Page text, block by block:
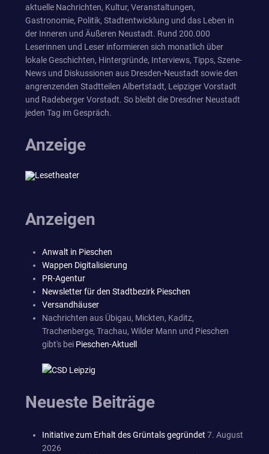
aktuelle Nachrichten, Kultur, Veranstaltungen,
Gastronomie, Politik, Stadtentwicklung und das Leben in
der Inneren und Äußeren Neustadt. Rund 200.000
Leserinnen und Leser informieren sich monatlich über
lokale Geschichten, Hintergründe, Interviews, Tipps, Szene-
News und Diskussionen aus Dresden-Neustadt sowie den
angrenzenden Stadtteilen Albertstadt, Leipziger Vorstadt
und Radeberger Vorstadt. So bleibt die Dresdner Neustadt
jeden Tag im Gespräch.
Anzeige
Anzeigen
Anwalt in Pieschen
Wappen Digitalisierung
PR-Agentur
Newsletter für den Stadtbezirk Pieschen
Versandhäuser
Nachrichten aus Übigau, Mickten, Kaditz,
Trachenberge, Trachau, Wilder Mann und Pieschen
gibt's bei Pieschen-Aktuell
Neueste Beiträge
Initiative zum Erhalt des Grüntals gegründet 7. August
2026